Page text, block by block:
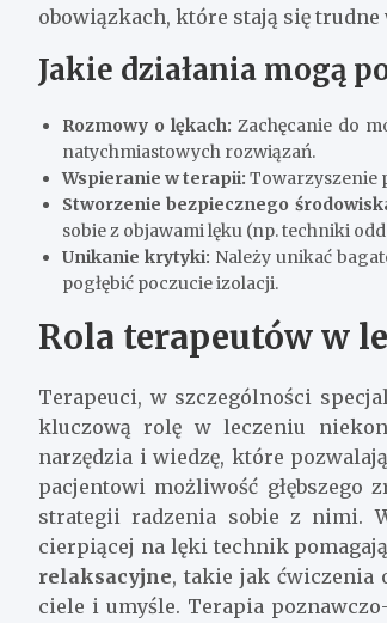
obowiązkach, które stają się
Jakie działania mogą
Rozmowy o lękach: Zachęcanie do
natychmiastowych rozwiązań.
Wspieranie w terapii: Towarzyszenie
Stworzenie bezpiecznego
sobie z objawami lęku (np. techniki
Unikanie krytyki: Należy unikać
pogłębić poczucie izolacji.
Rola terapeutów w
Terapeuci, w szczególności
kluczową rolę w leczeniu
narzędzia i wiedzę, które
pacjentowi możliwość głębszego
strategii radzenia sobie z nimi.
cierpiącej na lęki technik
relaksacyjne, takie jak ćwiczenia
ciele i umyśle. Terapia